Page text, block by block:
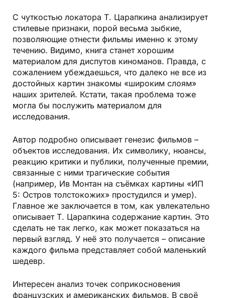
С чуткостью локатора Т. Царапкина анализирует
стилевые признаки, порой весьма зыбкие,
позволяющие отнести фильмы именно к этому
течению. Видимо, книга станет хорошим
материалом для диспутов киноманов. Правда, с
сожалением убеждаешься, что далеко не все из
достойных картин знакомы «широким слоям»
наших зрителей. Кстати, такая проблема тоже
могла бы послужить материалом для
исследования.
Автор подробно описывает генезис фильмов –
объектов исследования. Их символику, нюансы,
реакцию критики и публики, полученные премии,
связанные с ними трагические события
(например, Ив Монтан на съёмках картины «ИП
5: Остров толстокожих» простудился и умер).
Главное же заключается в том, как увлекательно
описывает Т. Царапкина содержание картин. Это
сделать не так легко, как может показаться на
первый взгляд. У неё это получается – описание
каждого фильма представляет собой маленький
шедевр.
Интересен анализ точек соприкосновения
французских и американских фильмов. В своё